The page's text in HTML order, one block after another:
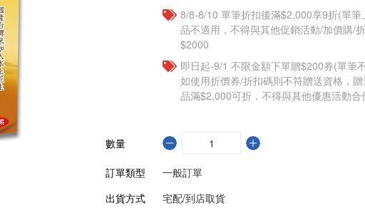
8/8-8/10 單筆折扣後滿$2,000享9折(單
品不適用，不得與其他促銷活動/加價購/
$2000
即日起-9/1 不限金額下單贈$200券(單筆
如使用折價券/折扣碼則不符贈送資格，
品滿$2,000可折，不得與其他優惠活動合
數量
訂單類型
一般訂單
出貨方式
宅配/到店取貨